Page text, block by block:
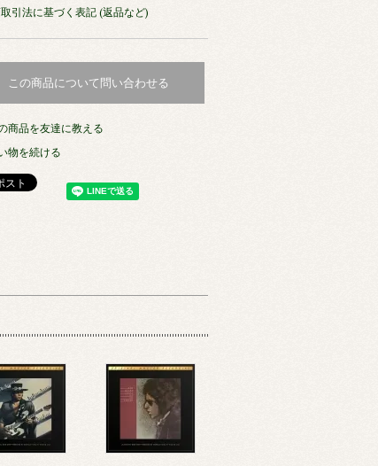
引法に基づく表記 (返品など)
この商品について問い合わせる
商品を友達に教える
物を続ける